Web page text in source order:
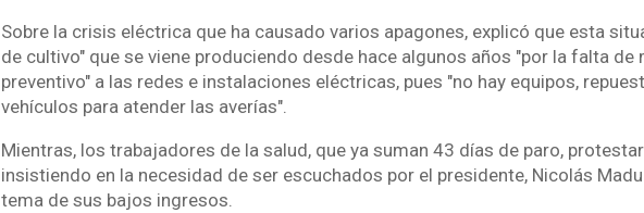
Sobre la crisis eléctrica que ha causado varios apagones, explicó que esta
de cultivo" que se viene produciendo desde hace algunos años "por la falta de
preventivo" a las redes e instalaciones eléctricas, pues "no hay equipos,
vehículos para atender las averías".
Mientras, los trabajadores de la salud, que ya suman 43 días de paro,
insistiendo en la necesidad de ser escuchados por el presidente, Nicolás
tema de sus bajos ingresos.